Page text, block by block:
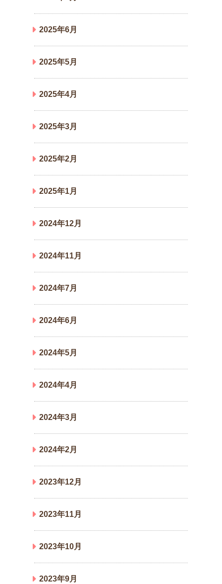
2025年6月
2025年5月
2025年4月
2025年3月
2025年2月
2025年1月
2024年12月
2024年11月
2024年7月
2024年6月
2024年5月
2024年4月
2024年3月
2024年2月
2023年12月
2023年11月
2023年10月
2023年9月